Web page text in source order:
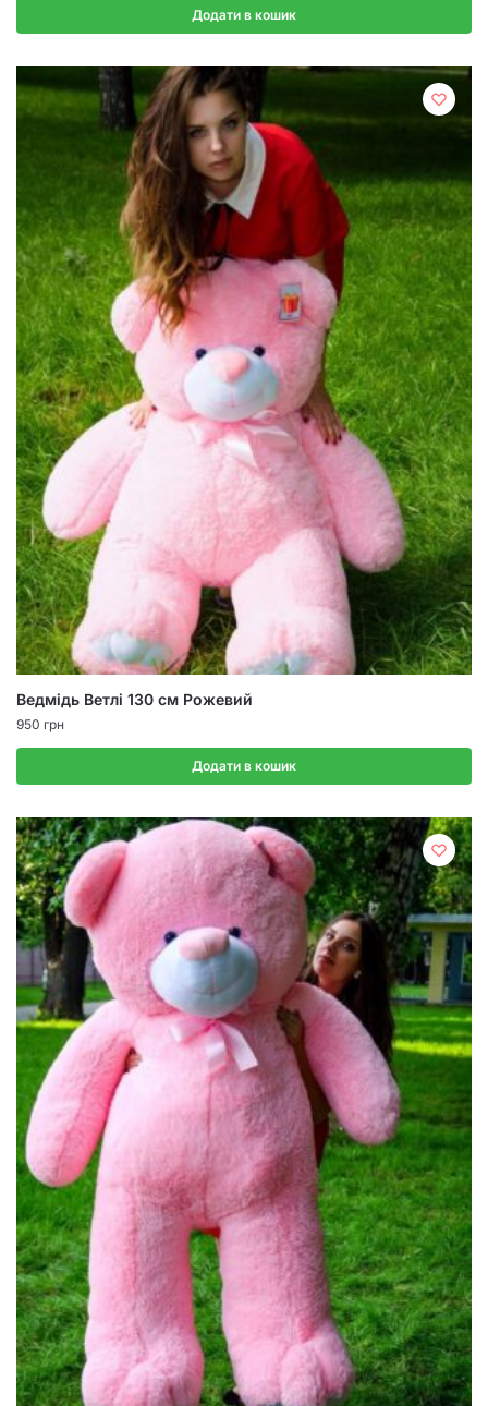
Додати в кошик
Ведмідь Ветлі 130 см Рожевий
950 грн
Додати в кошик